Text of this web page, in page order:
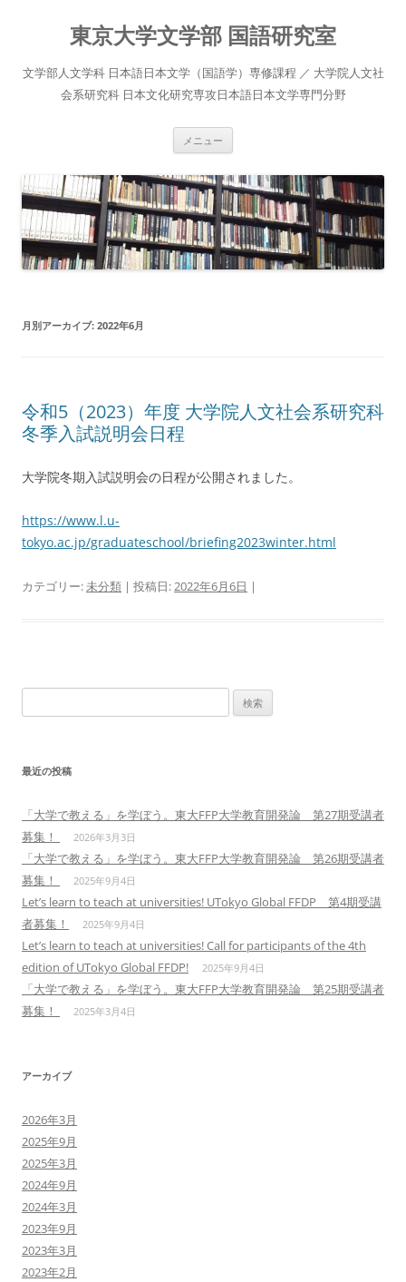
へ
ス
東京大学文学部 国語研究室
文学部人文学科 日本語日本文学（国語学）専修課程 ／ 大学院人文社
会系研究科 日本文化研究専攻日本語日本文学専門分野
メニュー
月別アーカイブ: 2022年6月
令和5（2023）年度 大学院人文社会系研究科
冬季入試説明会日程
大学院冬期入試説明会の日程が公開されました。
https://www.l.u-
tokyo.ac.jp/graduateschool/briefing2023winter.html
カテゴリー:未分類 | 投稿日:2022年6月6日 |
索:
最近の投稿
「大学で教える」を学ぼう。東大FFP大学教育開発論 第27期受講者
募集！
2026年3月3日
「大学で教える」を学ぼう。東大FFP大学教育開発論 第26期受講者
募集！
2025年9月4日
Let’s learn to teach at universities! UTokyo Global FFDP 第4期受講
者募集！
2025年9月4日
Let’s learn to teach at universities! Call for participants of the 4th
edition of UTokyo Global FFDP!
2025年9月4日
「大学で教える」を学ぼう。東大FFP大学教育開発論 第25期受講者
募集！
2025年3月4日
アーカイブ
2026年3月
2025年9月
2025年3月
2024年9月
2024年3月
2023年9月
2023年3月
2023年2月